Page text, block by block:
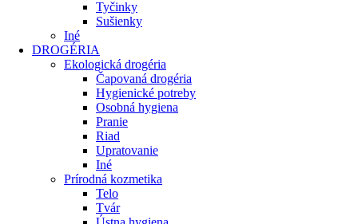
Tyčinky
Sušienky
Iné
DROGÉRIA
Ekologická drogéria
Čapovaná drogéria
Hygienické potreby
Osobná hygiena
Pranie
Riad
Upratovanie
Iné
Prírodná kozmetika
Telo
Tvár